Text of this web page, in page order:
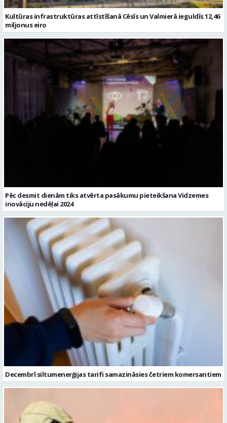
Kultūras infrastruktūras attīstīšanā Cēsīs un Valmierā ieguldīs 12,46
miljonus eiro
Pēc desmit dienām tiks atvērta pasākumu pieteikšana Vidzemes
inovāciju nedēļai 2024
Decembrī siltumenerģijas tarifi samazināsies četriem komersantiem